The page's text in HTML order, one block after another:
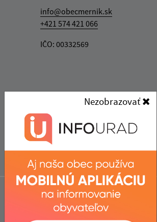
Nezobrazovať
info@obecmernik.sk
+421 574 421 066
IČO: 00332569